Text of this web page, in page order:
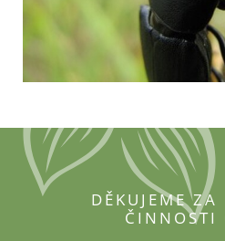
DĚKUJEME ZA
ČINNOSTI